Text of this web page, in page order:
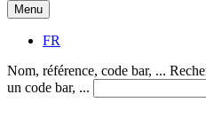
Menu
FR
Nom, référence, code bar, ...
un code bar, ...